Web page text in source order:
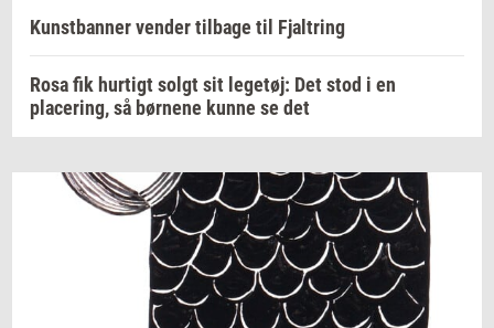
Kunstbanner vender tilbage til Fjaltring
Rosa fik hurtigt solgt sit legetøj: Det stod i en
placering, så børnene kunne se det